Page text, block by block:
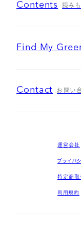
Contents 読み
Find My
Contact お問い
運営会社
プライバ
特定商取
利用規約